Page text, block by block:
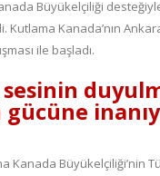
Büyükelçiliği
Kutlama Kanada’nın
ile başladı.
Kanada Büyükelçiliği’nin